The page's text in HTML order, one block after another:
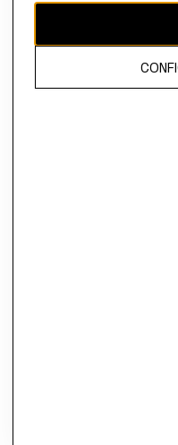
El contenido de esta página
propiedad de H&M Hennes &